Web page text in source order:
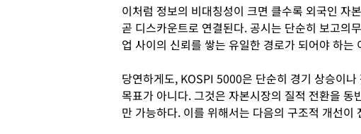
이처럼 정보의 비대칭성이 크면 클수록 외국인 자
곧 디스카운트로 연결된다. 공시는 단순히 보고의
업 사이의 신뢰를 쌓는 유일한 경로가 되어야 하는
당연하게도, KOSPI 5000은 단순히 경기 상승이
목표가 아니다. 그것은 자본시장의 질적 전환을
만 가능하다. 이를 위해서는 다음의 구조적 개선이